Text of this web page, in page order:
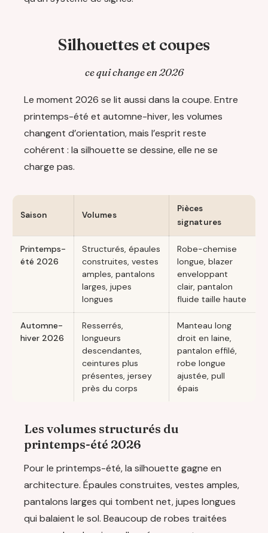
Silhouettes et coupes
ce qui change en 2026
Le moment 2026 se lit aussi dans la coupe. Entre
printemps-été et automne-hiver, les volumes
changent d’orientation, mais l’esprit reste
cohérent : la silhouette se dessine, elle ne se
charge pas.
Saison Volumes
Pièces
signatures
Printemps-
été 2026
Structurés, épaules
construites, vestes
amples, pantalons
larges, jupes
longues
Robe-chemise
longue, blazer
enveloppant
clair, pantalon
fluide taille haute
Automne-
hiver 2026
Resserrés,
longueurs
descendantes,
ceintures plus
présentes, jersey
près du corps
Manteau long
droit en laine,
pantalon effilé,
robe longue
ajustée, pull
épais
Les volumes structurés du
printemps-été 2026
Pour le printemps-été, la silhouette gagne en
architecture. Épaules construites, vestes amples,
pantalons larges qui tombent net, jupes longues
qui balaient le sol. Beaucoup de robes traitées